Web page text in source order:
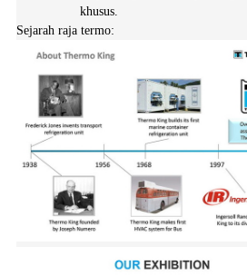
khusus.
Sejarah raja termo: